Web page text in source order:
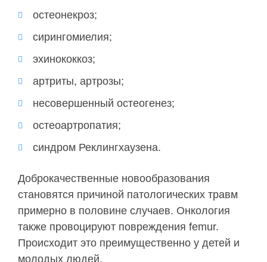
остеонекроз;
сирингомиелия;
эхинококкоз;
артриты, артрозы;
несовершенный остеогенез;
остеоартропатия;
синдром Реклингхаузена.
Доброкачественные новообразования
становятся причиной патологических травм
примерно в половине случаев. Онкология
также провоцируют повреждения femur.
Происходит это преимущественно у детей и
молодых людей.